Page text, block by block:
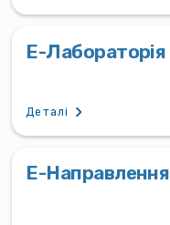
Е-Лабораторія
Деталі
Е-Направлення